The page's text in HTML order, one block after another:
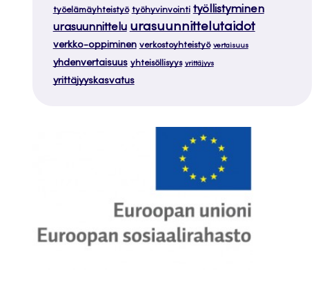
työelämäyhteistyö työhyvinvointi työllistyminen
urasuunnittelu urasuunnittelutaidot
verkko-oppiminen verkostoyhteistyö vertaisuus
yhdenvertaisuus yhteisöllisyys yrittäjyys
yrittäjyyskasvatus